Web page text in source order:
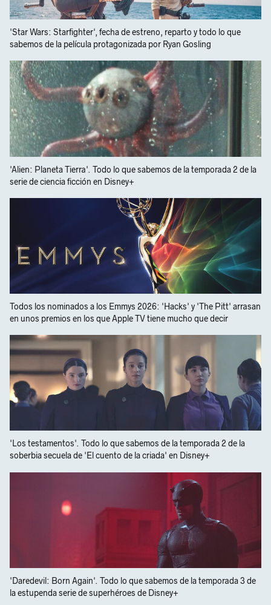
'Star Wars: Starfighter', fecha de estreno, reparto y todo lo que
sabemos de la película protagonizada por Ryan Gosling
'Alien: Planeta Tierra'. Todo lo que sabemos de la temporada 2 de la
serie de ciencia ficción en Disney+
Todos los nominados a los Emmys 2026: 'Hacks' y 'The Pitt' arrasan
en unos premios en los que Apple TV tiene mucho que decir
'Los testamentos'. Todo lo que sabemos de la temporada 2 de la
soberbia secuela de 'El cuento de la criada' en Disney+
'Daredevil: Born Again'. Todo lo que sabemos de la temporada 3 de
la estupenda serie de superhéroes de Disney+